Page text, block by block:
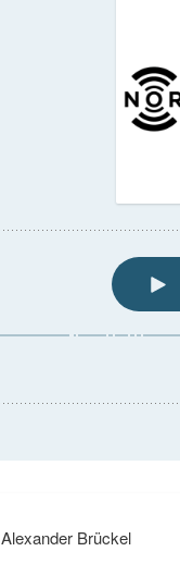
Alexander Brückel